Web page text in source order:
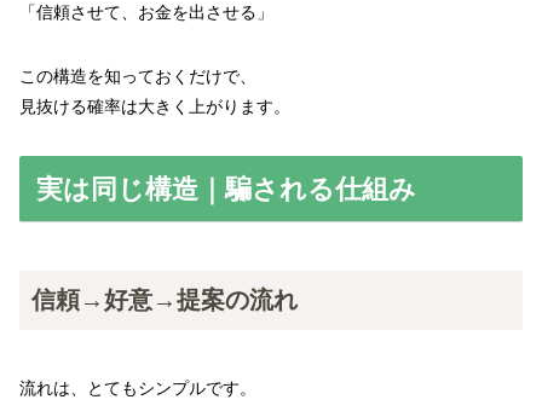
「信頼させて、お金を出させる」
この構造を知っておくだけで、
見抜ける確率は大きく上がります。
実は同じ構造｜騙される仕組み
信頼→好意→提案の流れ
流れは、とてもシンプルです。